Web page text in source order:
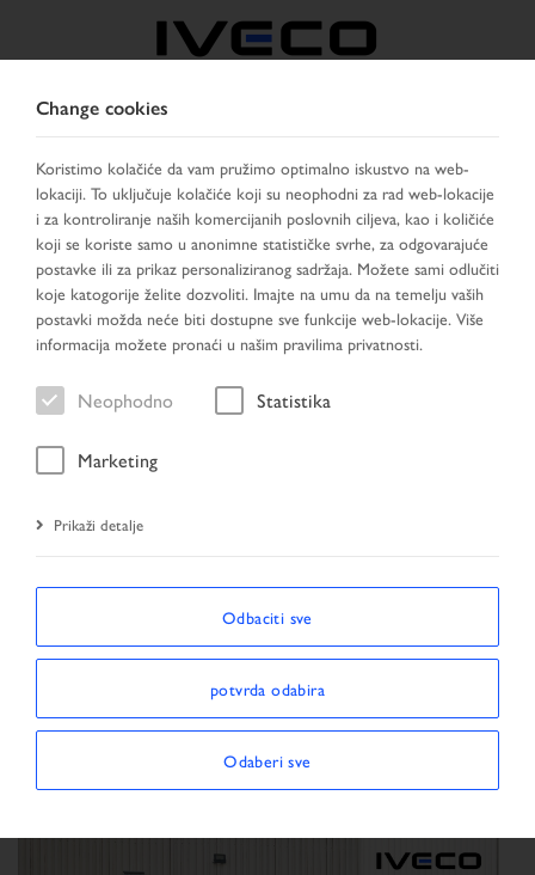
IZABERITE ZEMLJU PROMIJENI JEZIK
Toggle
navigation
MENU
Rezultat pretraživanja
Početna stranica
Prikaži / Sakrij filtere
×
Change cookies
Koristimo kolačiće da vam pružimo optimalno iskustvo na web-
lokaciji. To uključuje kolačiće koji su neophodni za rad web-lokacije
i za kontroliranje naših komercijanih poslovnih ciljeva, kao i količiće
koji se koriste samo u anonimne statističke svrhe, za odgovarajuće
postavke ili za prikaz personaliziranog sadržaja. Možete sami odlučiti
koje katogorije želite dozvoliti. Imajte na umu da na temelju vaših
postavki možda neće biti dostupne sve funkcije web-lokacije. Više
informacija možete pronaći u našim pravilima privatnosti.
Neophodno Statistika
Marketing
Prikaži detalje
Odbaciti sve
potvrda odabira
Odaberi sve